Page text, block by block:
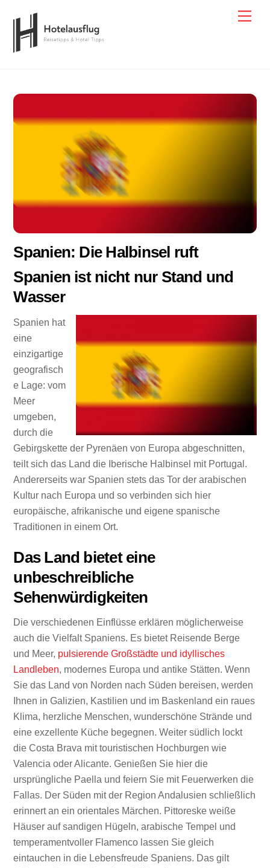
content
Spanien: Die Halbinsel ruft
Spanien ist nicht nur Stand und
Wasser
Spanien hat
eine
einzigartige
geografisch
e Lage: vom
Meer
umgeben,
durch die
Gebirgskette der Pyrenäen von Europa abgeschnitten,
teilt sich das Land die Iberische Halbinsel mit Portugal.
Andererseits war Spanien stets das Tor der arabischen
Kultur nach Europa und so verbinden sich hier
europäische, afrikanische und eigene spanische
Traditionen in einem Ort.
Das Land bietet eine
unbeschreibliche
Sehenwürdigkeiten
Die verschiedenen Einflüsse erklären möglicherweise
auch die Vielfalt Spaniens. Es bietet Reisende Berge
und Meer, pulsierende Großstädte und idyllisches
Landleben, modernes Europa und antike Stätten. Wenn
Sie das Land von Norden nach Süden bereisen, werden
Ihnen in Galizien, Kastilien und im Baskenland ein raues
Klima, herzliche Menschen, wunderschöne Strände und
eine exzellente Küche begegnen. Weiter südlich lockt
die Costa Brava mit touristischen Hochburgen wie
Valencia oder Alicante. Genießen Sie hier die
ursprüngliche Paella und feiern Sie mit Feuerwerken die
Fallas. Der Süden mit der Region Andalusien schließlich
erinnert an ein orientales Märchen. Pittoreske weiße
Häuser auf sandigen Hügeln, arabische Tempel und
temperamentvoller Flamenco lassen Sie gleich
eintauchen in die Lebensfreude Spaniens. Das gilt